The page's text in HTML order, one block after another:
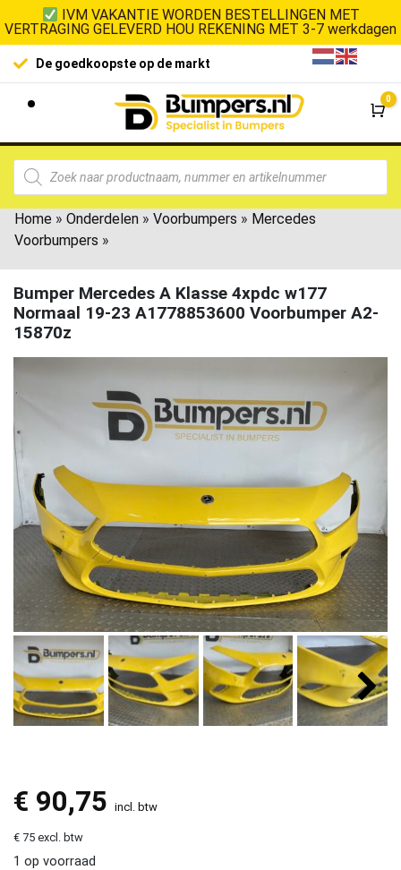
IVM VAKANTIE WORDEN BESTELLINGEN MET
VERTRAGING GELEVERD HOU REKENING MET 3-7 werkdagen
De goedkoopste op de markt
0
Home » Onderdelen » Voorbumpers » Mercedes
Voorbumpers »
Bumper Mercedes A Klasse 4xpdc w177
Normaal 19-23 A1778853600 Voorbumper A2-
15870z
€ 90,75 incl. btw
€ 75 excl. btw
1 op voorraad